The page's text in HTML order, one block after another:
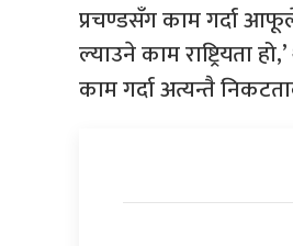
प्रचण्डसँग काम गर्दा
ल्याउने काम राष्ट्रियता
काम गर्दा अत्यन्तै